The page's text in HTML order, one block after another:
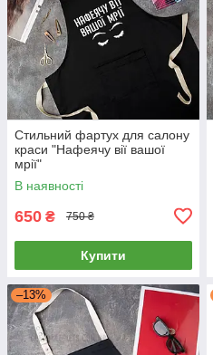
Стильний фартух для салону
краси "Нафеячу вії вашої
мрії"
В наявності
650 ₴ 750 ₴
Купити
–13%